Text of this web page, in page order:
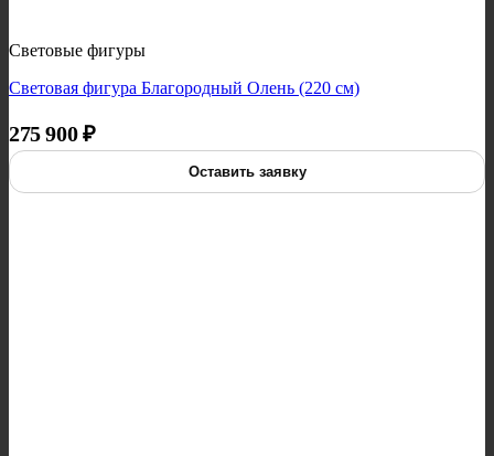
Световые фигуры
Световая фигура Благородный Олень (220 см)
275 900₽
Оставить заявку